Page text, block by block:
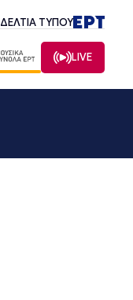
ΔΕΛΤΙΑ ΤΥΠΟΥ
LIVE